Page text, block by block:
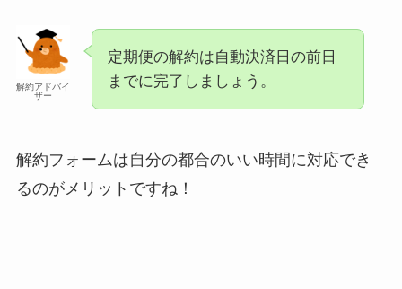
解約アドバイ
ザー
定期便の解約は自動決済日の前日
までに完了しましょう。
解約フォームは自分の都合のいい時間に対応でき
るのがメリットですね！